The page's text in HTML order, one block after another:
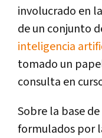
involucrado en
de un conjunto
inteligencia
tomado un
consulta en
Sobre la base
formulados por